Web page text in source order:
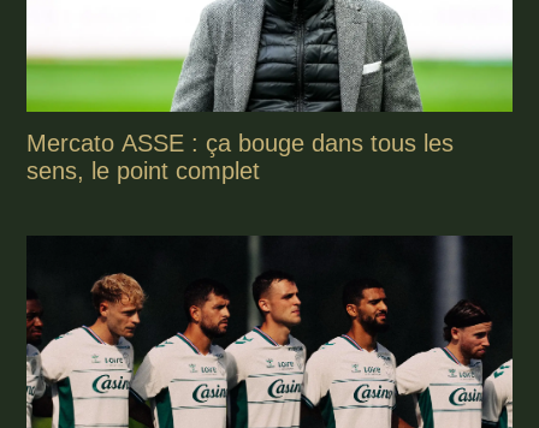
Mercato ASSE : ça bouge dans tous les
sens, le point complet